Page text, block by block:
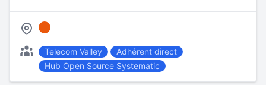
Telecom Valley
Adhérent direct
Hub Open Source Systematic